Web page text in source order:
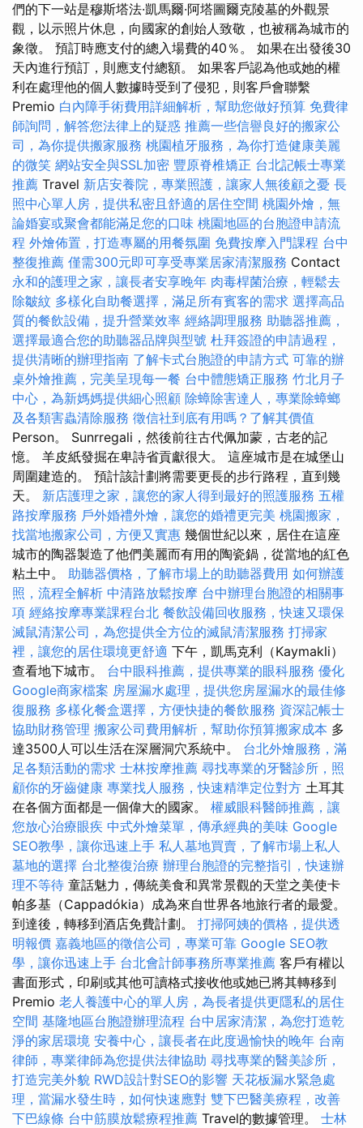
們的下一站是穆斯塔法·凱馬爾·阿塔圖爾克陵墓的外觀景
觀，以示照片休息，向國家的創始人致敬，也被稱為城市的
象徵。 預訂時應支付的總入場費的40％。 如果在出發後30
天內進行預訂，則應支付總額。 如果客戶認為他或她的權
利在處理他的個人數據時受到了侵犯，則客戶會聯繫
Premio 白內障手術費用詳細解析，幫助您做好預算 免費律
師詢問，解答您法律上的疑惑 推薦一些信譽良好的搬家公
司，為你提供搬家服務 桃園植牙服務，為你打造健康美麗
的微笑 網站安全與SSL加密 豐原脊椎矯正 台北記帳士專業
推薦 Travel 新店安養院，專業照護，讓家人無後顧之憂 長
照中心單人房，提供私密且舒適的居住空間 桃園外燴，無
論婚宴或聚會都能滿足您的口味 桃園地區的台胞證申請流
程 外燴佈置，打造專屬的用餐氛圍 免費按摩入門課程 台中
整復推薦 僅需300元即可享受專業居家清潔服務 Contact
永和的護理之家，讓長者安享晚年 肉毒桿菌治療，輕鬆去
除皺紋 多樣化自助餐選擇，滿足所有賓客的需求 選擇高品
質的餐飲設備，提升營業效率 經絡調理服務 助聽器推薦，
選擇最適合您的助聽器品牌與型號 杜拜簽證的申請過程，
提供清晰的辦理指南 了解卡式台胞證的申請方式 可靠的辦
桌外燴推薦，完美呈現每一餐 台中體態矯正服務 竹北月子
中心，為新媽媽提供細心照顧 除蟑除害達人，專業除蟑螂
及各類害蟲清除服務 徵信社到底有用嗎？了解其價值
Person。 Sunrregali，然後前往古代佩加蒙，古老的記
憶。 羊皮紙發掘在卑詩省貢獻很大。 這座城市是在城堡山
周圍建造的。 預計該計劃將需要更長的步行路程，直到幾
天。 新店護理之家，讓您的家人得到最好的照護服務 五權
路按摩服務 戶外婚禮外燴，讓您的婚禮更完美 桃園搬家，
找當地搬家公司，方便又實惠 幾個世紀以來，居住在這座
城市的陶器製造了他們美麗而有用的陶瓷鍋，從當地的紅色
粘土中。 助聽器價格，了解市場上的助聽器費用 如何辦護
照，流程全解析 中清路放鬆按摩 台中辦理台胞證的相關事
項 經絡按摩專業課程台北 餐飲設備回收服務，快速又環保
滅鼠清潔公司，為您提供全方位的滅鼠清潔服務 打掃家
裡，讓您的居住環境更舒適 下午，凱馬克利（Kaymakli）
查看地下城市。 台中眼科推薦，提供專業的眼科服務 優化
Google商家檔案 房屋漏水處理，提供您房屋漏水的最佳修
復服務 多樣化餐盒選擇，方便快捷的餐飲服務 資深記帳士
協助財務管理 搬家公司費用解析，幫助你預算搬家成本 多
達3500人可以生活在深層洞穴系統中。 台北外燴服務，滿
足各類活動的需求 士林按摩推薦 尋找專業的牙醫診所，照
顧你的牙齒健康 專業找人服務，快速精準定位對方 土耳其
在各個方面都是一個偉大的國家。 權威眼科醫師推薦，讓
您放心治療眼疾 中式外燴菜單，傳承經典的美味 Google
SEO教學，讓你迅速上手 私人墓地買賣，了解市場上私人
墓地的選擇 台北整復治療 辦理台胞證的完整指引，快速辦
理不等待 童話魅力，傳統美食和異常景觀的天堂之美使卡
帕多基（Cappadókia）成為來自世界各地旅行者的最愛。
到達後，轉移到酒店免費計劃。 打掃阿姨的價格，提供透
明報價 嘉義地區的徵信公司，專業可靠 Google SEO教
學，讓你迅速上手 台北會計師事務所專業推薦 客戶有權以
書面形式，印刷或其他可讀格式接收他或她已將其轉移到
Premio 老人養護中心的單人房，為長者提供更隱私的居住
空間 基隆地區台胞證辦理流程 台中居家清潔，為您打造乾
淨的家居環境 安養中心，讓長者在此度過愉快的晚年 台南
律師，專業律師為您提供法律協助 尋找專業的醫美診所，
打造完美外貌 RWD設計對SEO的影響 天花板漏水緊急處
理，當漏水發生時，如何快速應對 雙下巴醫美療程，改善
下巴線條 台中筋膜放鬆療程推薦 Travel的數據管理。 士林